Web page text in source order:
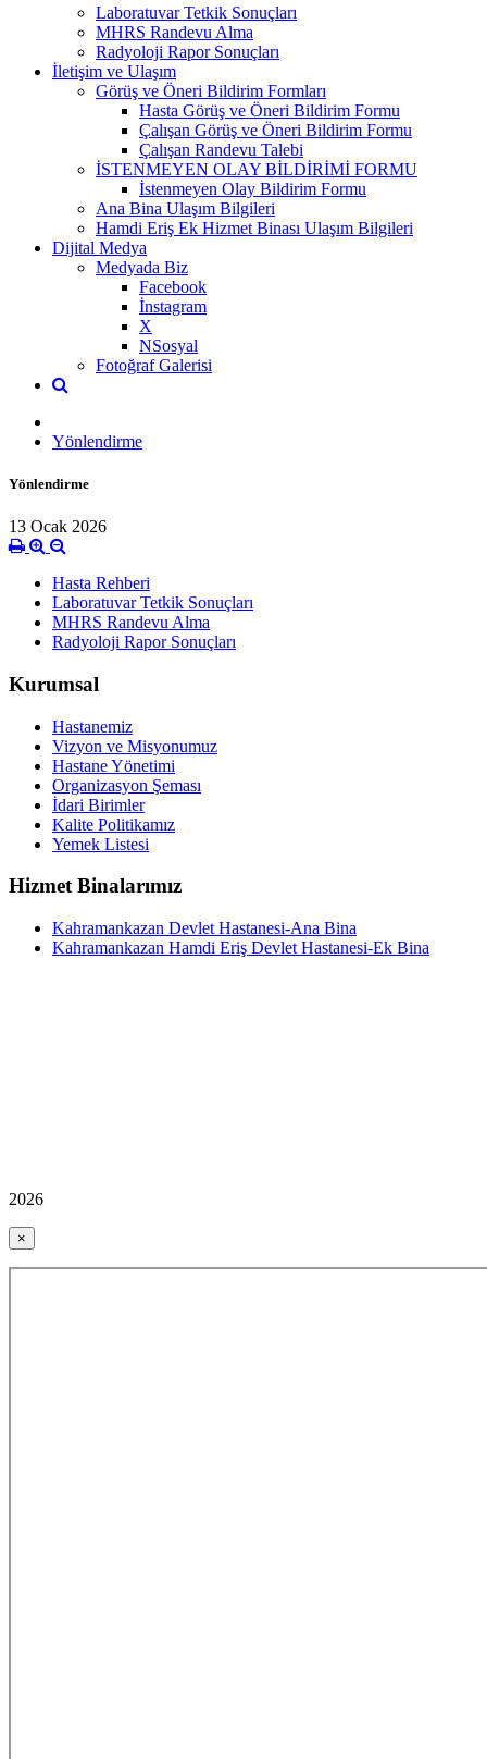
Laboratuvar Tetkik Sonuçları
MHRS Randevu Alma
Radyoloji Rapor Sonuçları
İletişim ve Ulaşım
Görüş ve Öneri Bildirim Formları
Hasta Görüş ve Öneri Bildirim Formu
Çalışan Görüş ve Öneri Bildirim Formu
Çalışan Randevu Talebi
İSTENMEYEN OLAY BİLDİRİMİ FORMU
İstenmeyen Olay Bildirim Formu
Ana Bina Ulaşım Bilgileri
Hamdi Eriş Ek Hizmet Binası Ulaşım Bilgileri
Dijital Medya
Medyada Biz
Facebook
İnstagram
X
NSosyal
Fotoğraf Galerisi
Yönlendirme
Yönlendirme
13 Ocak 2026
Hasta Rehberi
Laboratuvar Tetkik Sonuçları
MHRS Randevu Alma
Radyoloji Rapor Sonuçları
Kurumsal
Hastanemiz
Vizyon ve Misyonumuz
Hastane Yönetimi
Organizasyon Şeması
İdari Birimler
Kalite Politikamız
Yemek Listesi
Hizmet Binalarımız
Kahramankazan Devlet Hastanesi-Ana Bina
Kahramankazan Hamdi Eriş Devlet Hastanesi-Ek Bina
2026
×